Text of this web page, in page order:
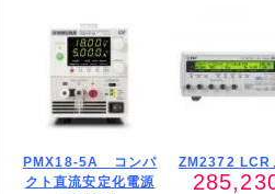
PMX18-5A コンパ
クト直流安定化電源
ZM2372 LCR